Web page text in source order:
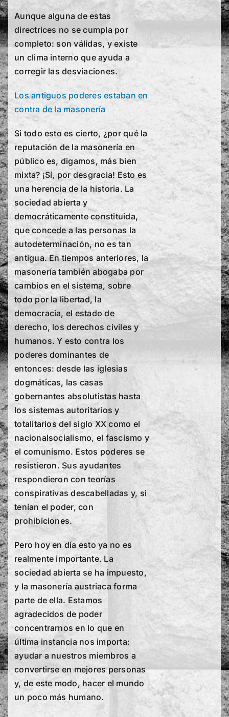
Aunque alguna de estas
directrices no se cumpla por
completo: son válidas, y existe
un clima interno que ayuda a
corregir las desviaciones.
Los antiguos poderes estaban en
contra de la masonería
Si todo esto es cierto, ¿por qué la
reputación de la masonería en
público es, digamos, más bien
mixta? ¡Sí, por desgracia! Esto es
una herencia de la historia. La
sociedad abierta y
democráticamente constituida,
que concede a las personas la
autodeterminación, no es tan
antigua. En tiempos anteriores, la
masonería también abogaba por
cambios en el sistema, sobre
todo por la libertad, la
democracia, el estado de
derecho, los derechos civiles y
humanos. Y esto contra los
poderes dominantes de
entonces: desde las iglesias
dogmáticas, las casas
gobernantes absolutistas hasta
los sistemas autoritarios y
totalitarios del siglo XX como el
nacionalsocialismo, el fascismo y
el comunismo. Estos poderes se
resistieron. Sus ayudantes
respondieron con teorías
conspirativas descabelladas y, si
tenían el poder, con
prohibiciones.
Pero hoy en día esto ya no es
realmente importante. La
sociedad abierta se ha impuesto,
y la masonería austriaca forma
parte de ella. Estamos
agradecidos de poder
concentrarnos en lo que en
última instancia nos importa:
ayudar a nuestros miembros a
convertirse en mejores personas
y, de este modo, hacer el mundo
un poco más humano.